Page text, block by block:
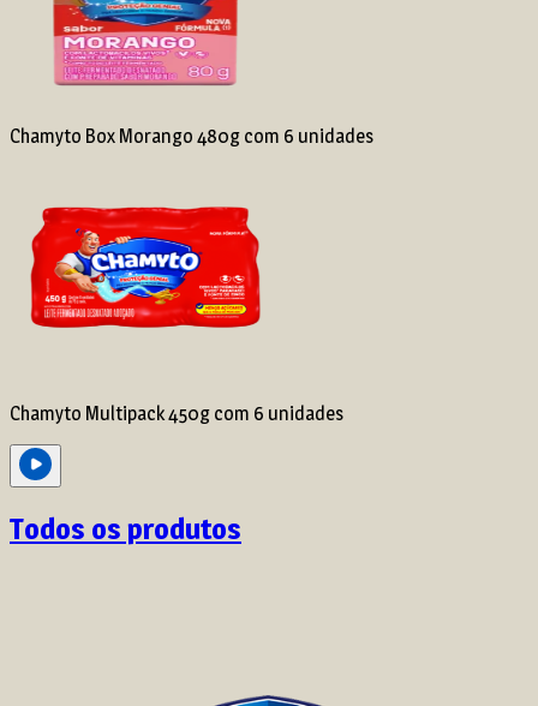
Chamyto Box Morango 480g com 6 unidades
Chamyto Multipack 450g com 6 unidades
Todos os produtos